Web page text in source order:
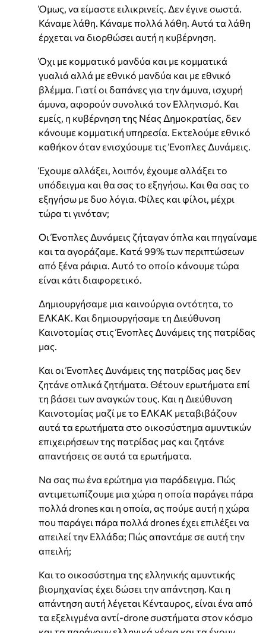
Όμως, να είμαστε ειλικρινείς. Δεν έγινε σωστά.
Κάναμε λάθη. Κάναμε πολλά λάθη. Αυτά τα λάθη
έρχεται να διορθώσει αυτή η κυβέρνηση.
Όχι με κομματικό μανδύα και με κομματικά
γυαλιά αλλά με εθνικό μανδύα και με εθνικό
βλέμμα. Γιατί οι δαπάνες για την άμυνα, ισχυρή
άμυνα, αφορούν συνολικά τον Ελληνισμό. Και
εμείς, η κυβέρνηση της Νέας Δημοκρατίας, δεν
κάνουμε κομματική υπηρεσία. Εκτελούμε εθνικό
καθήκον όταν ενισχύουμε τις Ένοπλες Δυνάμεις.
Έχουμε αλλάξει, λοιπόν, έχουμε αλλάξει το
υπόδειγμα και θα σας το εξηγήσω. Και θα σας το
εξηγήσω με δυο λόγια. Φίλες και φίλοι, μέχρι
τώρα τι γινόταν;
Οι Ένοπλες Δυνάμεις ζήταγαν όπλα και πηγαίναμε
και τα αγοράζαμε. Κατά 99% των περιπτώσεων
από ξένα ράφια. Αυτό το οποίο κάνουμε τώρα
είναι κάτι διαφορετικό.
Δημιουργήσαμε μια καινούργια οντότητα, το
ΕΛΚΑΚ. Και δημιουργήσαμε τη Διεύθυνση
Καινοτομίας στις Ένοπλες Δυνάμεις της πατρίδας
μας.
Και οι Ένοπλες Δυνάμεις της πατρίδας μας δεν
ζητάνε οπλικά ζητήματα. Θέτουν ερωτήματα επί
τη βάσει των αναγκών τους. Και η Διεύθυνση
Καινοτομίας μαζί με το ΕΛΚΑΚ μεταβιβάζουν
αυτά τα ερωτήματα στο οικοσύστημα αμυντικών
επιχειρήσεων της πατρίδας μας και ζητάνε
απαντήσεις σε αυτά τα ερωτήματα.
Να σας πω ένα ερώτημα για παράδειγμα. Πώς
αντιμετωπίζουμε μια χώρα η οποία παράγει πάρα
πολλά drones και η οποία, ας πούμε αυτή η χώρα
που παράγει πάρα πολλά drones έχει επιλέξει να
απειλεί την Ελλάδα; Πώς απαντάμε σε αυτή την
απειλή;
Και το οικοσύστημα της ελληνικής αμυντικής
βιομηχανίας έχει δώσει την απάντηση. Και η
απάντηση αυτή λέγεται Κένταυρος, είναι ένα από
τα εξελιγμένα αντί-drone συστήματα στον κόσμο